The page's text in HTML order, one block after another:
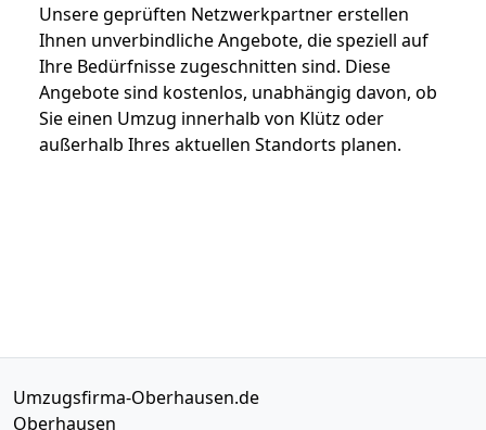
Unsere geprüften Netzwerkpartner erstellen
Ihnen unverbindliche Angebote, die speziell auf
Ihre Bedürfnisse zugeschnitten sind. Diese
Angebote sind kostenlos, unabhängig davon, ob
Sie einen Umzug innerhalb von Klütz oder
außerhalb Ihres aktuellen Standorts planen.
Umzugsfirma-Oberhausen.de
Oberhausen